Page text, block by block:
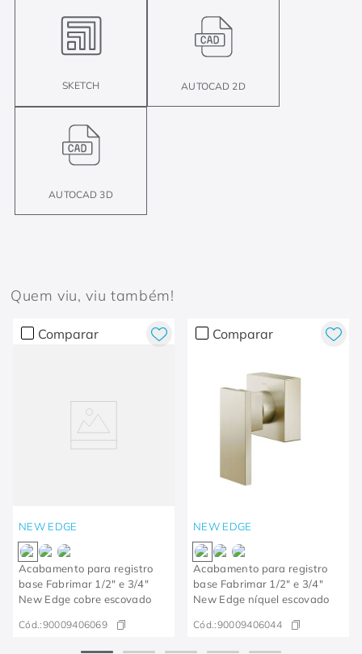
SKETCH AUTOCAD 2D
AUTOCAD 3D
Quem viu, viu também!
Comparar
NEW EDGE
Acabamento para registro
base Fabrimar 1/2" e 3/4"
New Edge cobre escovado
Cód.:90009406069
Comparar
NEW EDGE
Acabamento para registro
base Fabrimar 1/2" e 3/4"
New Edge níquel escovado
Cód.:90009406044